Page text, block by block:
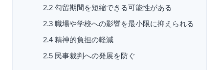
2.2 勾留期間を短縮できる可能性がある
2.3 職場や学校への影響を最小限に抑えられる
2.4 精神的負担の軽減
2.5 民事裁判への発展を防ぐ